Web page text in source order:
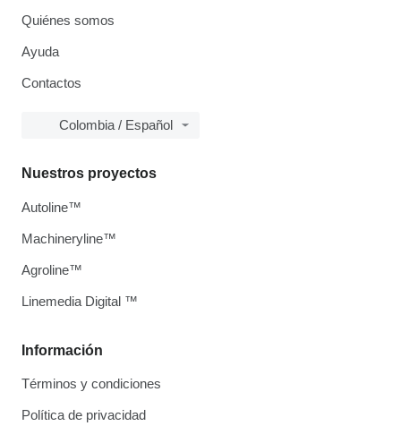
Quiénes somos
Ayuda
Contactos
Colombia / Español
Información
Términos y condiciones
Política de privacidad
Nuestros proyectos
Autoline™
Machineryline™
Agroline™
Linemedia Digital ™